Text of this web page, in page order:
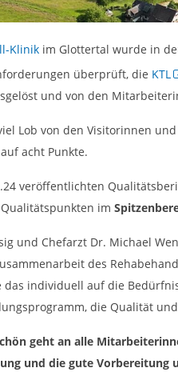
Klinik im Glottertal wurde in
überprüft, die KTL
und von den
Lob von den Visitorinnen
acht Punkte.
veröffentlichten
im
und Chefarzt Dr. Michael
des
individuell auf die
die Qualität
geht an alle
und die gute